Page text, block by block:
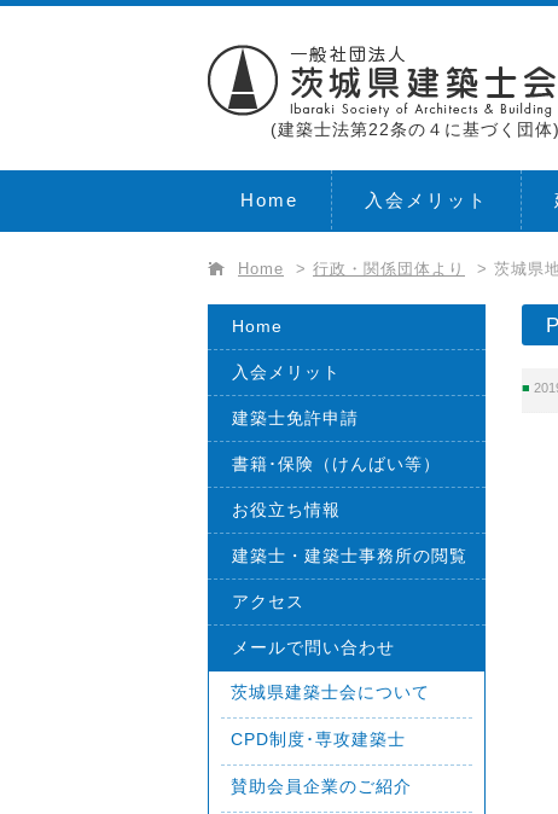
(建築士法第22条の４に基づく団体)
Home 入会メリット
Home > 行政・関係団体より > 茨城県
Home
入会メリット
建築士免許申請
書籍･保険（けんばい等）
お役立ち情報
建築士・建築士事務所の閲覧
アクセス
メールで問い合わせ
茨城県建築士会について
CPD制度･専攻建築士
賛助会員企業のご紹介